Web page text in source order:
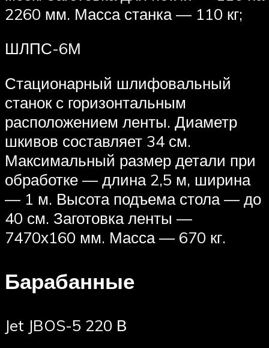
2260 мм. Масса станка — 110 кг;
ШЛПС-6М
Стационарный шлифовальный
станок с горизонтальным
расположением ленты. Диаметр
шкивов составляет 34 см.
Максимальный размер детали при
обработке — длина 2,5 м, ширина
— 1 м. Высота подъема стола — до
40 см. Заготовка ленты —
7470х160 мм. Масса — 670 кг.
Барабанные
Jet JBOS-5 220 В